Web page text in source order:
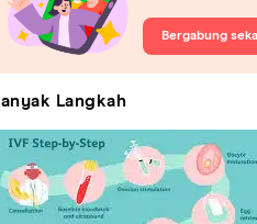
Bergabung
Langkah